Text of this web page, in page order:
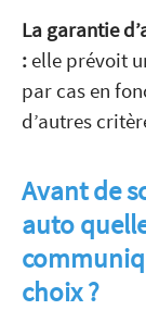
La garantie
: elle prévoit
par cas en
d’autres
Avant de
auto
choix ?